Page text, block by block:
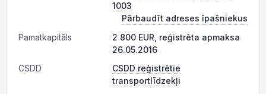
1003
Pārbaudīt adreses īpašniekus
Pamatkapitāls
2 800 EUR, reģistrēta apmaksa
26.05.2016
CSDD
CSDD reģistrētie
transportlīdzekļi